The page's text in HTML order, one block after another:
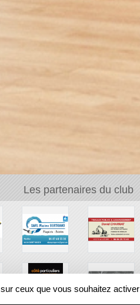
Les partenaires du club
ceux que vous souhaitez activer